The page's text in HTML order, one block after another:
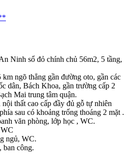
Ninh sổ đỏ chính chủ 56m2, 5 tầng,
ngõ thẳng gần đường oto, gần các
dân, Bách Khoa, gần trường cấp 2
Mai trung tâm quận.
thất cao cấp đầy đủ gỗ tự nhiên
sau có khoảng trống thoáng 2 mặt .
văn phòng, lớp học , WC.
ngủ, WC.
ban công.